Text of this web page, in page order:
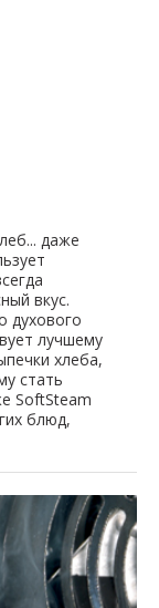
даже
вкус.
духового
лучшему
хлеба,
стать
SoftSteam
блюд,